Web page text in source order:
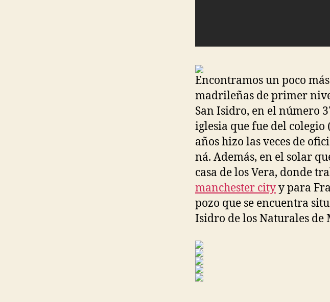
Encontramos un poco
madrileñas de primer
San Isidro, en el número
iglesia que fue del colegio
años hizo las veces de
ná. Además, en el solar
casa de los Vera, donde
manchester cityy para
pozo que se encuentra
Isidro de los Naturales de